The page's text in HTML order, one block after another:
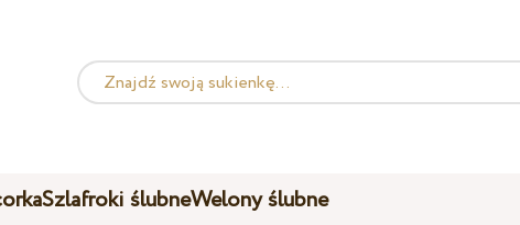
Szlafroki ślubneWelony ślubne